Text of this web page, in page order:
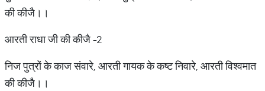
की कीजै।।
आरती राधा जी की कीजै -2
निज पुत्रों के काज संवारे, आरती गायक के कष्ट निवारे, आरती विश्वमात
की कीजै।।